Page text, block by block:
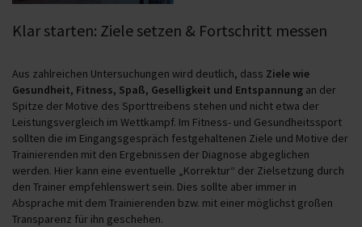
Klar starten: Ziele setzen & Fortschritt messen
Aus zahlreichen Untersuchungen wird deutlich, dass Ziele wie
Gesundheit, Fitness, Spaß, Geselligkeit und Entspannung an der
Spitze der Motive des Sporttreibens stehen und nicht etwa der
Leistungsvergleich im Wettkampf. Im Fitness- und Gesundheitssport
sollten die im Eingangsgespräch festgehaltenen Ziele und Motive der
Trainierenden mit den Ergebnissen der Diagnose abgeglichen
werden. Hier kann eine eventuelle „Korrektur“ der Zielsetzung durch
den Trainer empfehlenswert sein. Dies sollte aber immer in
Absprache mit dem Trainierenden bzw. mit einer möglichst großen
Transparenz für ihn geschehen.